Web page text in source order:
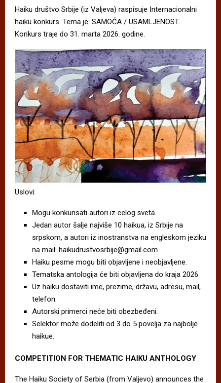
Haiku društvo Srbije (iz Valjeva) raspisuje Internacionalni
haiku konkurs. Tema je: SAMOĆA / USAMLJENOST.
Konkurs traje do 31. marta 2026. godine.
Uslovi:
Mogu konkurisati autori iz celog sveta.
Jedan autor šalje najviše 10 haikua, iz Srbije na
srpskom, a autori iz inostranstva na engleskom jeziku
na mail: haikudrustvosrbije@gmail.com
Haiku pesme mogu biti objavljene i neobjavljene.
Tematska antologija će biti objavljena do kraja 2026.
Uz haiku dostaviti ime, prezime, državu, adresu, mail,
telefon.
Autorski primerci neće biti obezbeđeni.
Selektor može dodeliti od 3 do 5 povelja za najbolje
haikue.
COMPETITION FOR THEMATIC HAIKU ANTHOLOGY
The Haiku Society of Serbia (from Valjevo) announces the